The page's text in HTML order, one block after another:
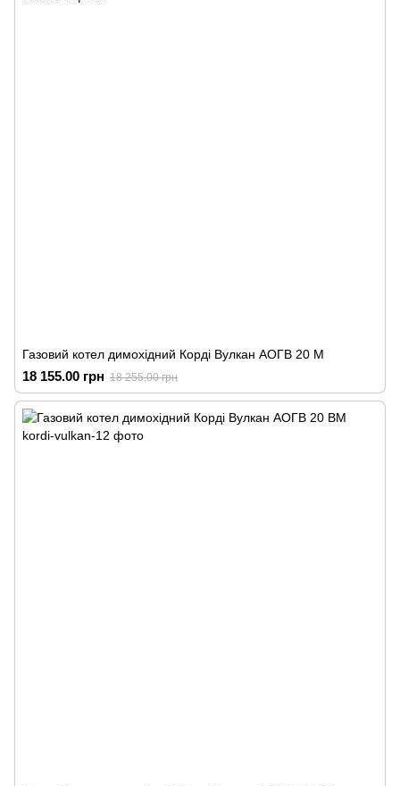
Газовий котел димохідний Корді Вулкан АОГВ 20 М
18 155.00 грн 18 255.00 грн